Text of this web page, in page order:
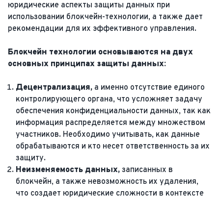
юридические аспекты защиты данных при
использовании блокчейн-технологии, а также дает
рекомендации для их эффективного управления.
Блокчейн технологии основываются на двух
основных принципах защиты данных:
Децентрализация, а именно отсутствие единого
контролирующего органа, что усложняет задачу
обеспечения конфиденциальности данных, так как
информация распределяется между множеством
участников. Необходимо учитывать, как данные
обрабатываются и кто несет ответственность за их
защиту.
Неизменяемость данных, записанных в
блокчейн, а также невозможность их удаления,
что создает юридические сложности в контексте